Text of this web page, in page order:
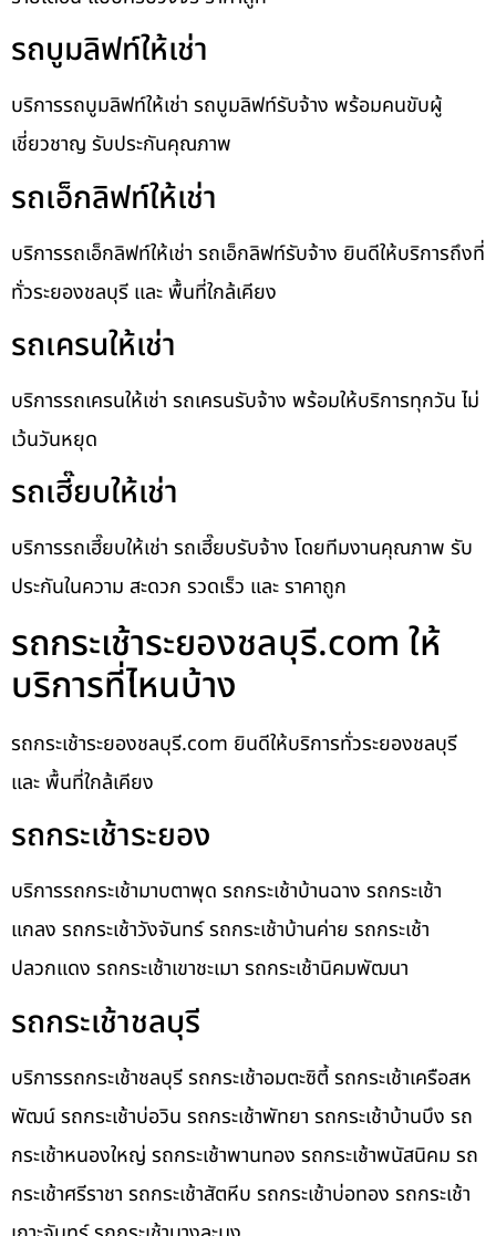
รถบูมลิฟท์ให้เช่า
บริการรถบูมลิฟท์ให้เช่า รถบูมลิฟท์รับจ้าง พร้อมคนขับผู้
เชี่ยวชาญ รับประกันคุณภาพ
รถเอ็กลิฟท์ให้เช่า
บริการรถเอ็กลิฟท์ให้เช่า รถเอ็กลิฟท์รับจ้าง ยินดีให้บริการถึงที่
ทั่วระยองชลบุรี และ พื้นที่ใกล้เคียง
รถเครนให้เช่า
บริการรถเครนให้เช่า รถเครนรับจ้าง พร้อมให้บริการทุกวัน ไม่
เว้นวันหยุด
รถเฮี๊ยบให้เช่า
บริการรถเฮี๊ยบให้เช่า รถเฮี๊ยบรับจ้าง โดยทีมงานคุณภาพ รับ
ประกันในความ สะดวก รวดเร็ว และ ราคาถูก
รถกระเช้าระยองชลบุรี.com ให้
บริการที่ไหนบ้าง
รถกระเช้าระยองชลบุรี.com ยินดีให้บริการทั่วระยองชลบุรี
และ พื้นที่ใกล้เคียง
รถกระเช้าระยอง
บริการรถกระเช้ามาบตาพุด รถกระเช้าบ้านฉาง รถกระเช้า
แกลง รถกระเช้าวังจันทร์ รถกระเช้าบ้านค่าย รถกระเช้า
ปลวกแดง รถกระเช้าเขาชะเมา รถกระเช้านิคมพัฒนา
รถกระเช้าชลบุรี
บริการรถกระเช้าชลบุรี รถกระเช้าอมตะซิตี้ รถกระเช้าเครือสห
พัฒน์ รถกระเช้าบ่อวิน รถกระเช้าพัทยา รถกระเช้าบ้านบึง รถ
กระเช้าหนองใหญ่ รถกระเช้าพานทอง รถกระเช้าพนัสนิคม รถ
กระเช้าศรีราชา รถกระเช้าสัตหีบ รถกระเช้าบ่อทอง รถกระเช้า